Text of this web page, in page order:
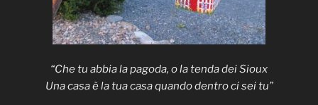
“Che tu abbia la pagoda, o la tenda dei Sioux
Una casa è la tua casa quando dentro ci sei tu”